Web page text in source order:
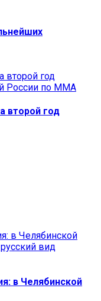
второй год
в Челябинской